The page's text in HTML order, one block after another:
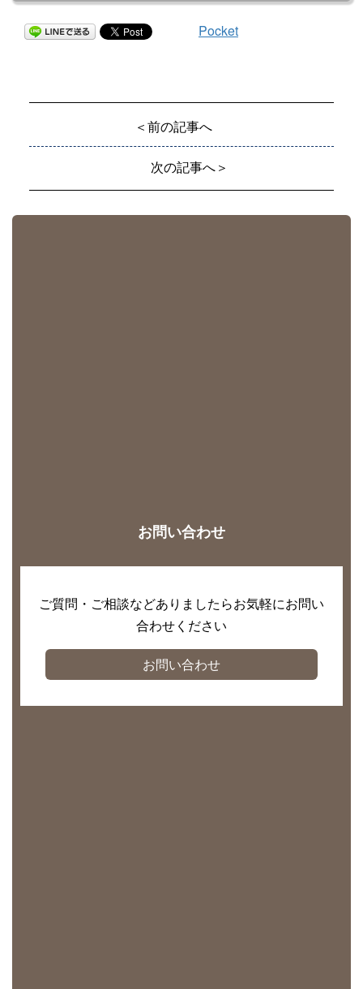
Pocket
＜前の記事へ
次の記事へ＞
お問い合わせ
ご質問・ご相談などありましたらお気軽にお問い
合わせください
お問い合わせ